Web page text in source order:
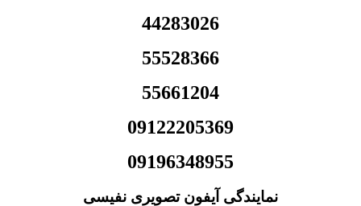
44283026
55528366
55661204
09122205369
09196348955
نمایندگی آیفون تصویری نفیسی